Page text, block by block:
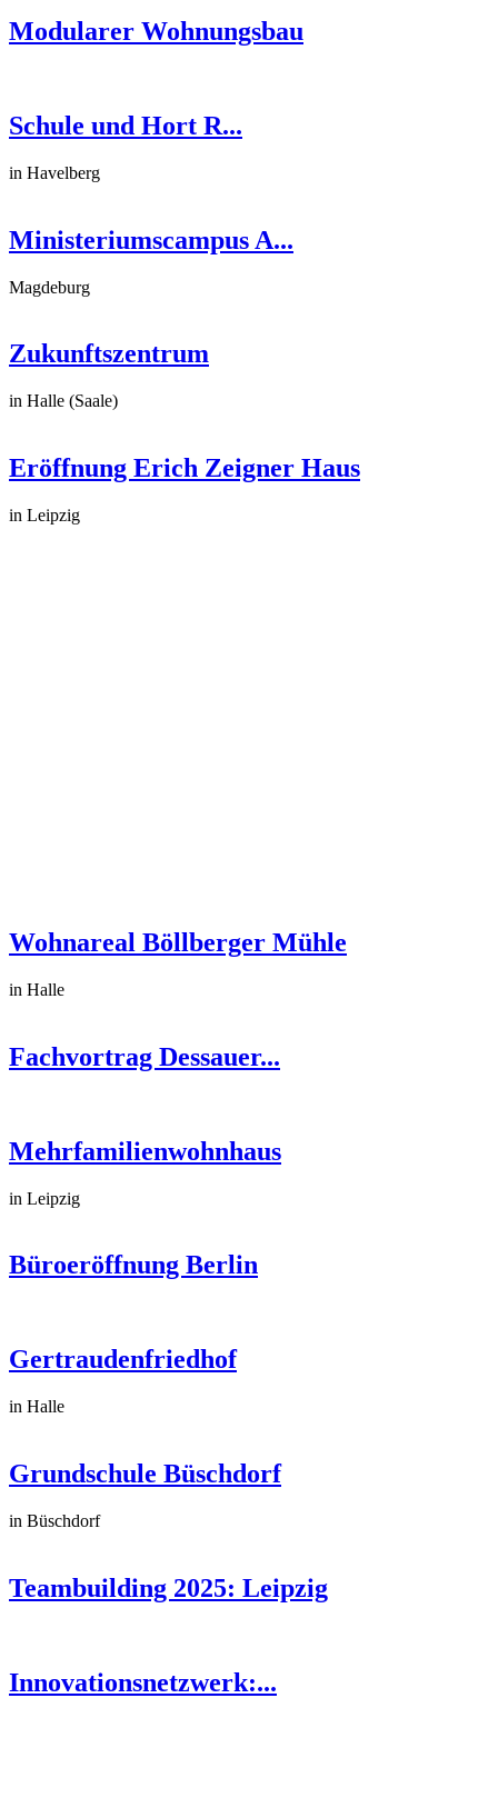
Modularer Wohnungsbau
Schule und Hort R...
in Havelberg
Ministeriumscampus A...
Magdeburg
Zukunftszentrum
in Halle (Saale)
Eröffnung Erich Zeigner Haus
in Leipzig
Wohnareal Böllberger Mühle
in Halle
Fachvortrag Dessauer...
Mehrfamilienwohnhaus
in Leipzig
Büroeröffnung Berlin
Gertraudenfriedhof
in Halle
Grundschule Büschdorf
in Büschdorf
Teambuilding 2025: Leipzig
Innovationsnetzwerk:...